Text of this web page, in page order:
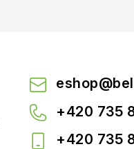
eshop@
+420 735
+420 735